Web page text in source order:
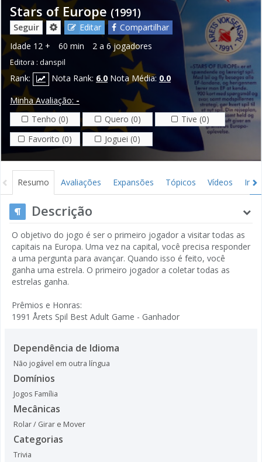
Stars of Europe (1991)
Seguir Editar
Compartilhar
Idade 12 + 60 min 2 a 6 jogadores
Editora : danspil
Rank: Nota Rank: 6.0 Nota Média: 0.0
Minha Avaliação: -
Tenho (0)
Quero (0)
Tive (0)
Favorito (0)
Joguei (0)
Resumo Avaliações Expansões Tópicos Vídeos
Descrição
O objetivo do jogo é ser o primeiro jogador a visitar todas as
capitais na Europa. Uma vez na capital, você precisa responder
a uma pergunta para avançar. Quando isso é feito, você
ganha uma estrela. O primeiro jogador a coletar todas as
estrelas ganha.
Prêmios e Honras:
1991 Årets Spil Best Adult Game - Ganhador
Dependência de Idioma
Não jogável em outra língua
Domínios
Jogos Família
Mecânicas
Rolar / Girar e Mover
Categorias
Trivia